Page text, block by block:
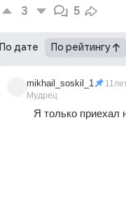
3 5
По дате По рейтингу
mikhail_soskil_1
Мудрец
Я только приехал